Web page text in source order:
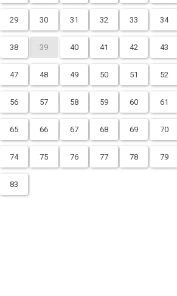
29 30 31 32 33 34
38 39 40 41 42 43
47 48 49 50 51 52
56 57 58 59 60 61
65 66 67 68 69 70
74 75 76 77 78 79
83